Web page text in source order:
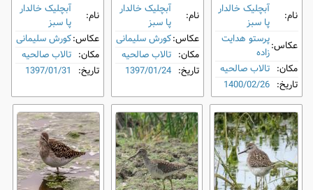
نام:
آبچلیک خالدار
پا سبز
عکاس:پرستو هدایت
زاده
مکان: تالاب صالحیه
تاریخ: 1400/02/26
نام:
آبچلیک خالدار
پا سبز
عکاس:کورش سلیمانی
مکان: تالاب صالحیه
تاریخ: 1397/01/24
نام:
آبچلیک خالدار
پا سبز
عکاس:کورش سلیمانی
مکان: تالاب صالحیه
تاریخ: 1397/01/31